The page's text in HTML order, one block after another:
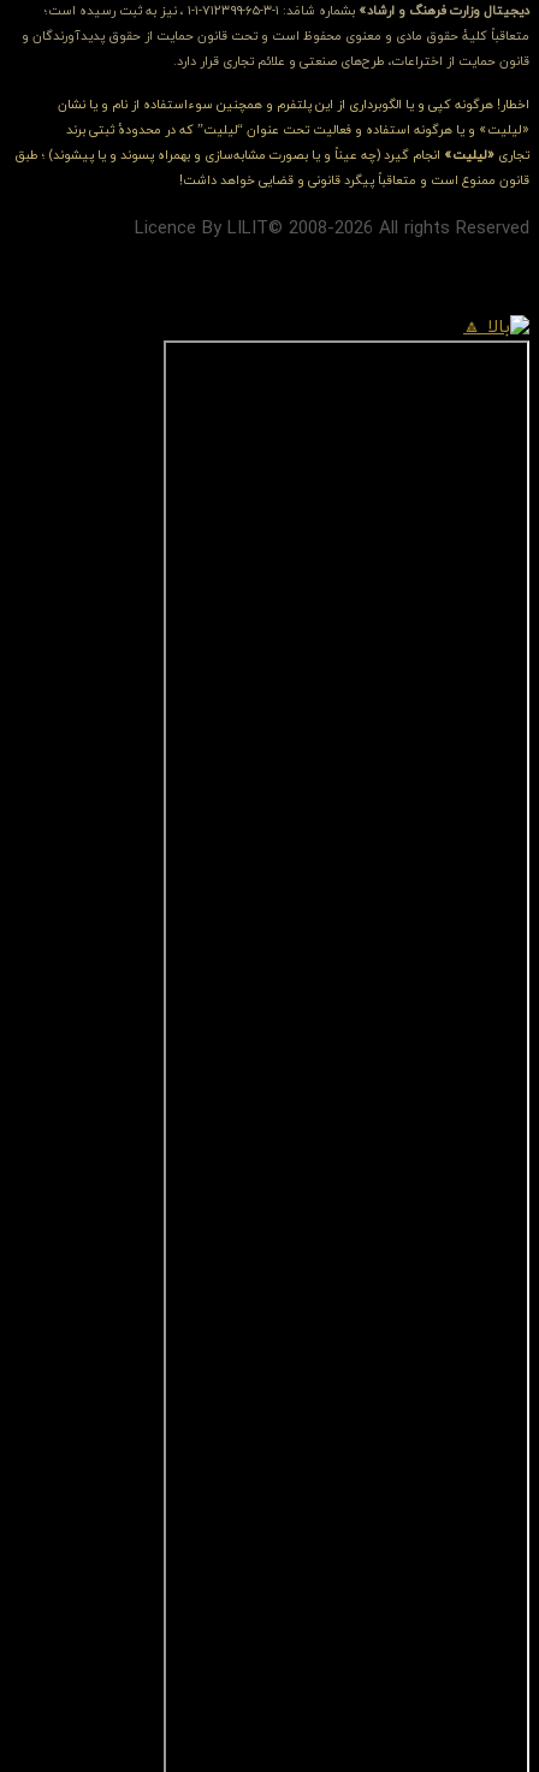
دیجیتال وزارت فرهنگ و ارشاد»
بشماره شامَد: ۱-۳-۶۵-۷۱۲۳۹۹-۱-۱ ، نیز به ثبت رسیده است؛
متعاقباً کلیهٔ حقوق مادی و معنوی محفوظ است و تحت قانون حمایت از حقوق پدیدآورندگان و
قانون حمایت از اختراعات، طرح‌های صنعتی و علائم تجاری قرار دارد.
اخطار! هرگونه کپی و یا الگوبرداری از این پلتفرم و همچنین سوءاستفاده از نام و یا نشان
«لیلیت» و یا هرگونه استفاده و فعالیت تحت عنوان “لیلیت” که در محدودهٔ ثبتی برند
تجاری «لیلیت» انجام گیرد (چه عیناً و یا بصورت مشابه‌سازی و بهمراه پسوند و یا پیشوند) ؛ طبق
قانون ممنوع است و متعاقباً پیگرد قانونی و قضایی خواهد داشت!
Licence By LILIT© 2008-2026 All rights Reserved